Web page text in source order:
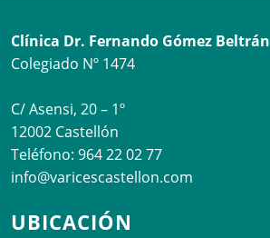
Clínica Dr. Fernando Gómez Beltrán
Colegiado Nº 1474
C/ Asensi, 20 – 1º
12002 Castellón
Teléfono: 964 22 02 77
info@varicescastellon.com
UBICACIÓN